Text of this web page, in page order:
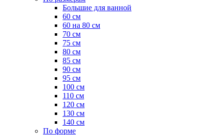
Большие для ванной
60 см
60 на 80 см
70 см
75 см
80 см
85 см
90 см
95 см
100 см
110 см
120 см
130 см
140 см
По форме